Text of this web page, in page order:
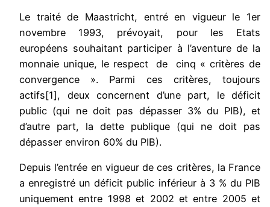
Le traité de Maastricht, entré en vigueur le 1er
novembre 1993, prévoyait, pour les Etats
européens souhaitant participer à l’aventure de la
monnaie unique, le respect de cinq « critères de
convergence ». Parmi ces critères, toujours
actifs[1], deux concernent d’une part, le déficit
public (qui ne doit pas dépasser 3% du PIB), et
d’autre part, la dette publique (qui ne doit pas
dépasser environ 60% du PIB).
Depuis l’entrée en vigueur de ces critères, la France
a enregistré un déficit public inférieur à 3 % du PIB
uniquement entre 1998 et 2002 et entre 2005 et